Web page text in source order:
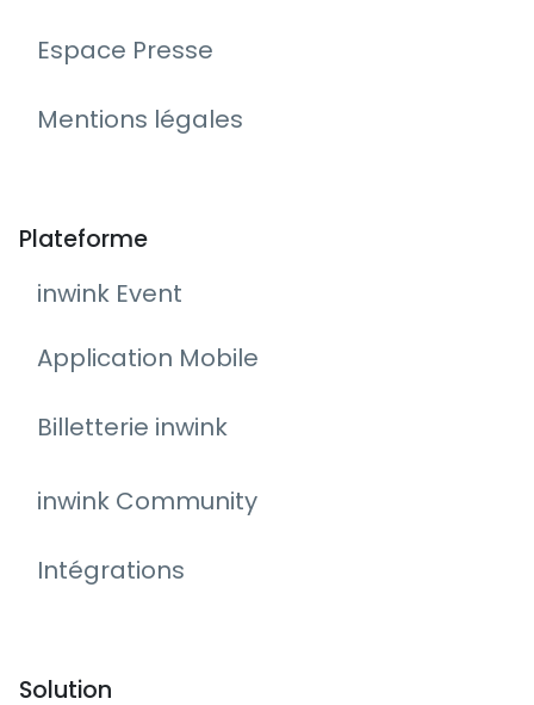
Espace Presse
Mentions légales
Plateforme
inwink Event
Application Mobile
Billetterie inwink
inwink Community
Intégrations
Solution